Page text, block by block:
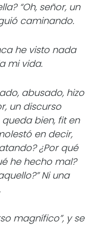
“Oh, señor, un
caminando.
he visto nada
mi vida.
abusado, hizo
un discurso
bien, fit en
en decir,
¿Por qué
he hecho mal?
Ni una
magnífico”, y se